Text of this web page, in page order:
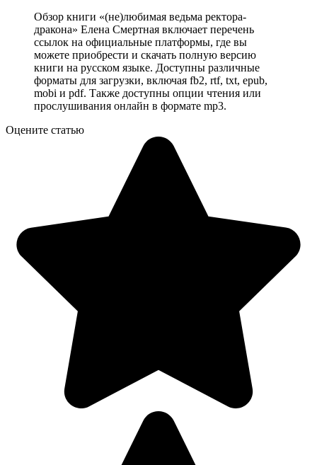
Обзор книги «(не)любимая ведьма ректора-
дракона» Елена Смертная включает перечень
ссылок на официальные платформы, где вы
можете приобрести и скачать полную версию
книги на русском языке. Доступны различные
форматы для загрузки, включая fb2, rtf, txt, epub,
mobi и pdf. Также доступны опции чтения или
прослушивания онлайн в формате mp3.
Оцените статью